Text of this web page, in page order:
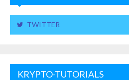
TWITTER
KRYPTO-TUTORIALS